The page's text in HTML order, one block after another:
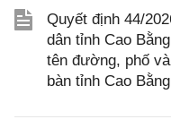
Quyết định 44/
dân tỉnh Cao
tên đường, phố
bàn tỉnh Cao Bằng